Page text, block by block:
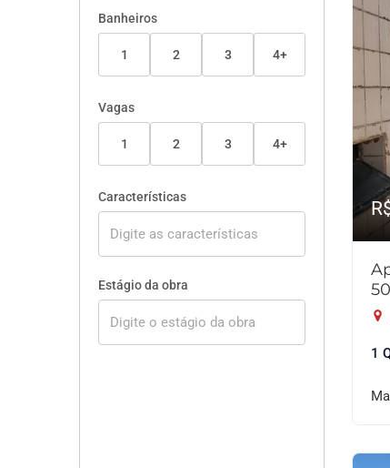
Banheiros
1 2 3 4+
Vagas
1 2 3 4+
Características
Estágio da obra
1